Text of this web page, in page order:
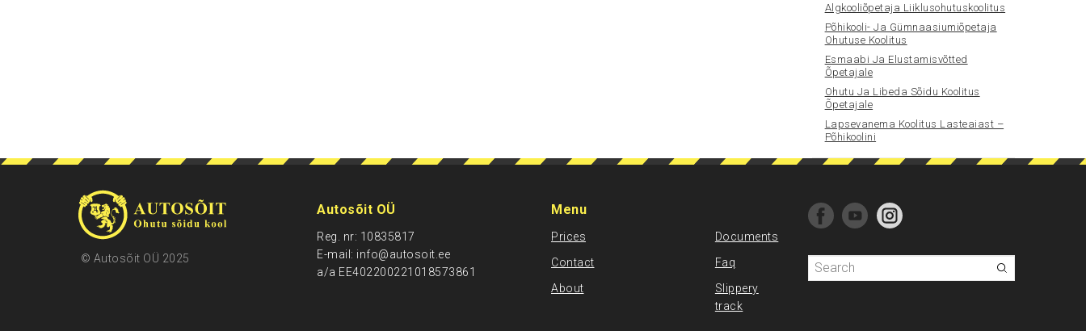
Algkooliõpetaja Liiklusohutuskoolitus
Põhikooli- Ja Gümnaasiumiõpetaja
Ohutuse Koolitus
Esmaabi Ja Elustamisvõtted
Õpetajale
Ohutu Ja Libeda Sõidu Koolitus
Õpetajale
Lapsevanema Koolitus Lasteaiast –
Põhikoolini
© Autosõit OÜ 2025
Autosõit OÜ
Reg. nr: 10835817
E-mail: info@autosoit.ee
a/a EE402200221018573861
Menu
Prices
Contact
About
Documents
Faq
Slippery
track